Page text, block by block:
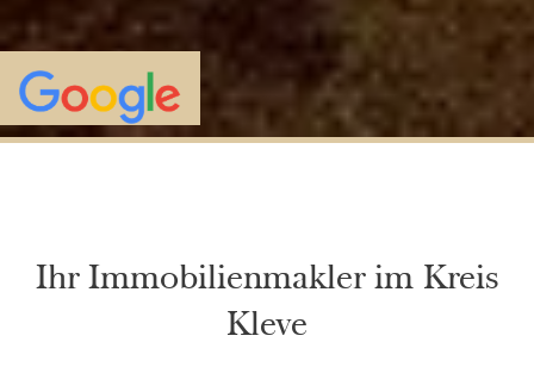
Ihr Immobilienmakler im Kreis
Kleve